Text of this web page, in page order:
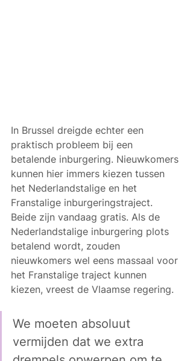
In Brussel dreigde echter een
praktisch probleem bij een
betalende inburgering. Nieuwkomers
kunnen hier immers kiezen tussen
het Nederlandstalige en het
Franstalige inburgeringstraject.
Beide zijn vandaag gratis. Als de
Nederlandstalige inburgering plots
betalend wordt, zouden
nieuwkomers wel eens massaal voor
het Franstalige traject kunnen
kiezen, vreest de Vlaamse regering.
We moeten absoluut
vermijden dat we extra